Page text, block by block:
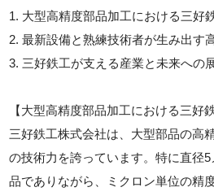
1. 大型高精度部品加工における三好
2. 最新設備と熟練技術者が生み出す
3. 三好鉄工が支える産業と未来への
【大型高精度部品加工における三好
三好鉄工株式会社は、大型部品の高
の技術力を誇っています。特に直径
品でありながら、ミクロン単位の精